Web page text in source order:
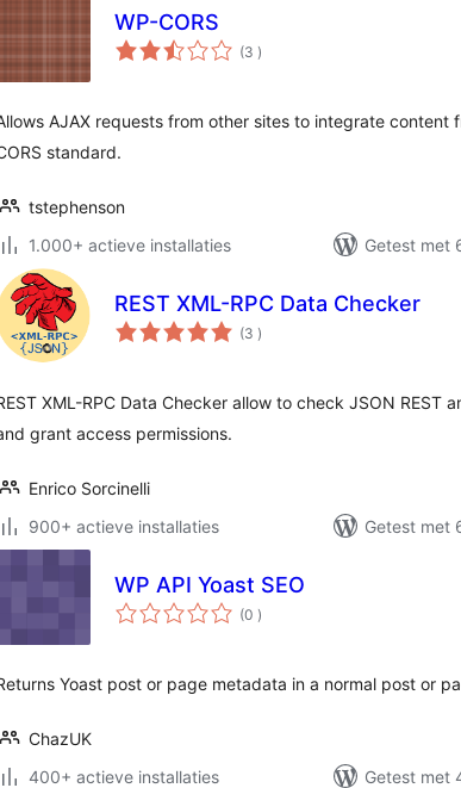
WP-CORS
(3 aantal
beoordelingen
)
AJAX requests from other sites to integrate content
standard.
tstephenson
1.000+ actieve installaties
Getest met
REST XML-RPC Data Checker
(3 aantal
beoordelingen
)
XML-RPC Data Checker allow to check JSON REST
grant access permissions.
Enrico Sorcinelli
900+ actieve installaties
Getest met
WP API Yoast SEO
(0 aantal
beoordelingen
)
Yoast post or page metadata in a normal post or
ChazUK
400+ actieve installaties
Getest met